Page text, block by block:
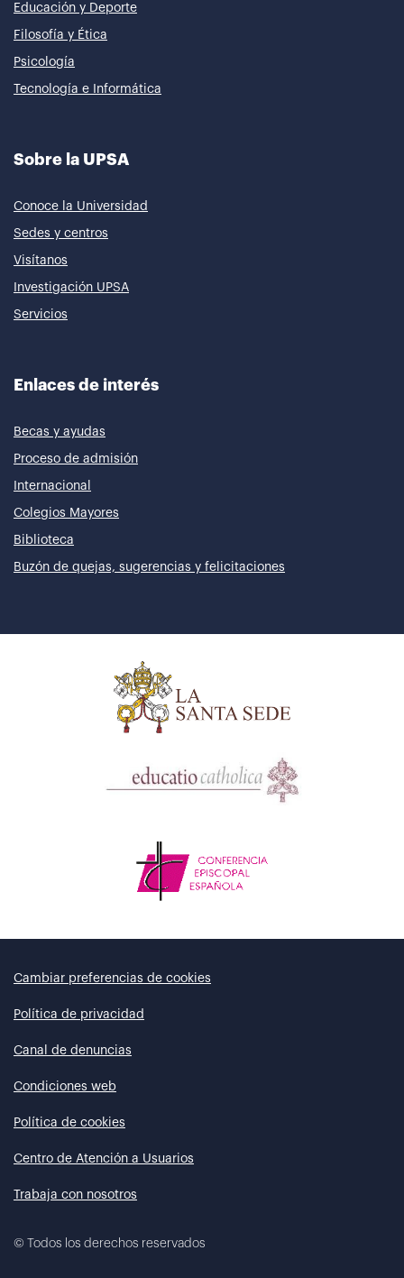
Educación y Deporte
Filosofía y Ética
Psicología
Tecnología e Informática
Sobre la UPSA
Conoce la Universidad
Sedes y centros
Visítanos
Investigación UPSA
Servicios
Enlaces de interés
Becas y ayudas
Proceso de admisión
Internacional
Colegios Mayores
Biblioteca
Buzón de quejas, sugerencias y felicitaciones
Cambiar preferencias de cookies
Política de privacidad
Canal de denuncias
Condiciones web
Política de cookies
Centro de Atención a Usuarios
Trabaja con nosotros
© Todos los derechos reservados